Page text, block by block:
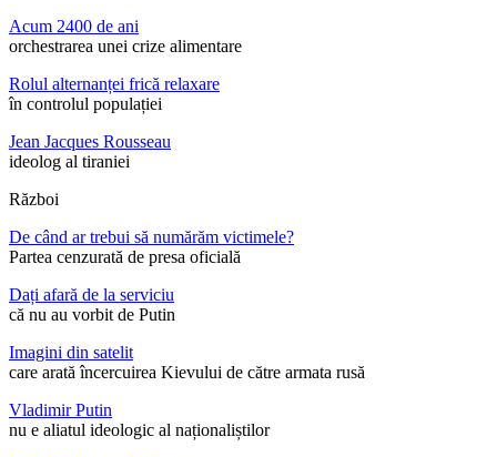
Acum 2400 de ani
orchestrarea unei crize alimentare
Rolul alternanței frică relaxare
în controlul populației
Jean Jacques Rousseau
ideolog al tiraniei
Război
De când ar trebui să numărăm victimele?
Partea cenzurată de presa oficială
Dați afară de la serviciu
că nu au vorbit de Putin
Imagini din satelit
care arată încercuirea Kievului de către armata rusă
Vladimir Putin
nu e aliatul ideologic al naționaliștilor